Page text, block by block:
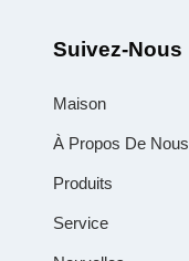
Suivez-Nous
Maison
À Propos De Nous
Produits
Service